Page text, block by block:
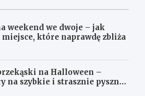
weekend we dwoje – jak
miejsce, które naprawdę zbliża
na Halloween –
na szybkie i strasznie pyszne